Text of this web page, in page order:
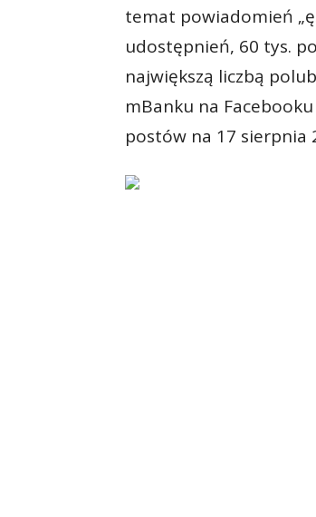
temat powiadomień
udostępnień, 60 tys.
największą liczbą
mBanku na
postów na 17 sierpnia